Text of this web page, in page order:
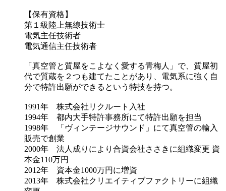
【保有資格】
第１級陸上無線技術士
電気主任技術者
電気通信主任技術者
「真空管と質屋をこよなく愛する青梅人」で、質屋初
代で質蔵を２つも建てたことがあり、電気系に強く自
分で特許出願ができるという特技を持つ。
1991年 株式会社リクルート入社
1994年 都内大手特許事務所にて特許出願を担当
1998年 「ヴィンテージサウンド」にて真空管の輸入
販売で創業
2000年 法人成りにより合資会社ささきに組織変更 資
本金110万円
2012年 資本金1000万円に増資
2013年 株式会社クリエイティブファクトリーに組織